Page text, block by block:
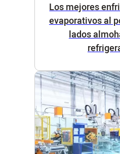
Los mejores
evaporativos al
lados